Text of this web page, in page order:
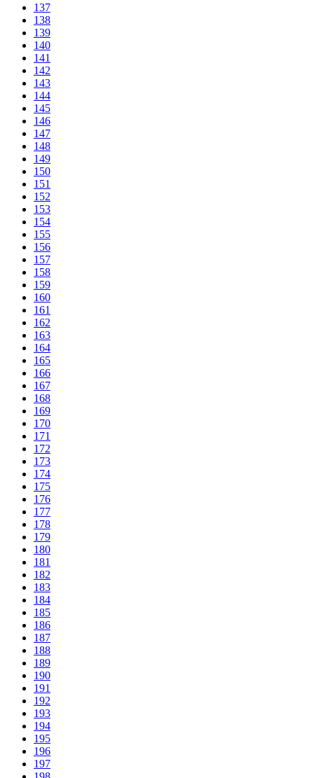
137
138
139
140
141
142
143
144
145
146
147
148
149
150
151
152
153
154
155
156
157
158
159
160
161
162
163
164
165
166
167
168
169
170
171
172
173
174
175
176
177
178
179
180
181
182
183
184
185
186
187
188
189
190
191
192
193
194
195
196
197